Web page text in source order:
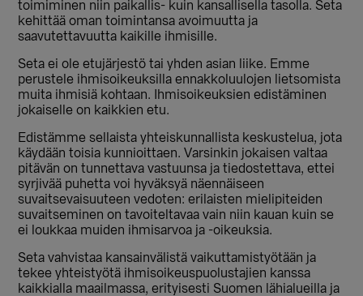
toimiminen niin paikallis- kuin kansallisella tasolla. Seta
kehittää oman toimintansa avoimuutta ja
saavutettavuutta kaikille ihmisille.
Seta ei ole etujärjestö tai yhden asian liike. Emme
perustele ihmisoikeuksilla ennakkoluulojen lietsomista
muita ihmisiä kohtaan. Ihmisoikeuksien edistäminen
jokaiselle on kaikkien etu.
Edistämme sellaista yhteiskunnallista keskustelua, jota
käydään toisia kunnioittaen. Varsinkin jokaisen valtaa
pitävän on tunnettava vastuunsa ja tiedostettava, ettei
syrjivää puhetta voi hyväksyä näennäiseen
suvaitsevaisuuteen vedoten: erilaisten mielipiteiden
suvaitseminen on tavoiteltavaa vain niin kauan kuin se
ei loukkaa muiden ihmisarvoa ja -oikeuksia.
Seta vahvistaa kansainvälistä vaikuttamistyötään ja
tekee yhteistyötä ihmisoikeuspuolustajien kanssa
kaikkialla maailmassa, erityisesti Suomen lähialueilla ja